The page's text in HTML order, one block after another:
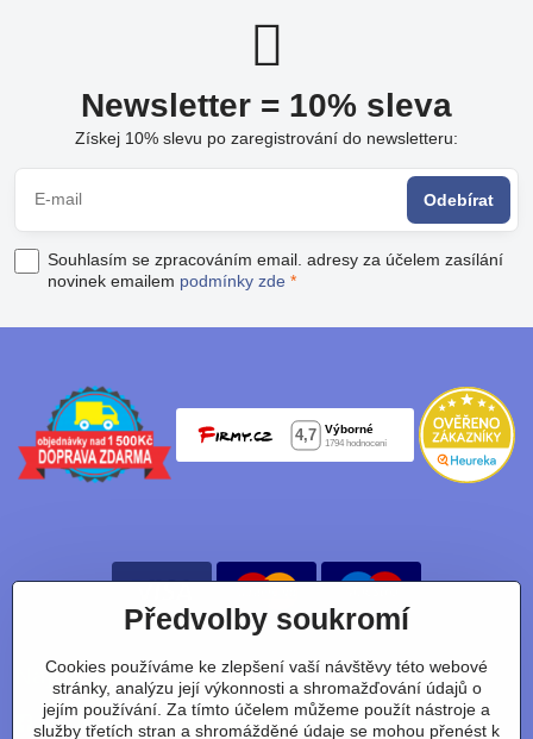
Newsletter = 10% sleva
Získej 10% slevu po zaregistrování do newsletteru:
Odebírat
Souhlasím se zpracováním email. adresy za účelem zasílání
novinek emailem podmínky zde *
Nájdete nás taky na:
Facebook Instagram Youtube Tiktok
Předvolby soukromí
Cookies používáme ke zlepšení vaší návštěvy této webové
stránky, analýzu její výkonnosti a shromažďování údajů o
jejím používání. Za tímto účelem můžeme použít nástroje a
služby třetích stran a shromážděné údaje se mohou přenést k